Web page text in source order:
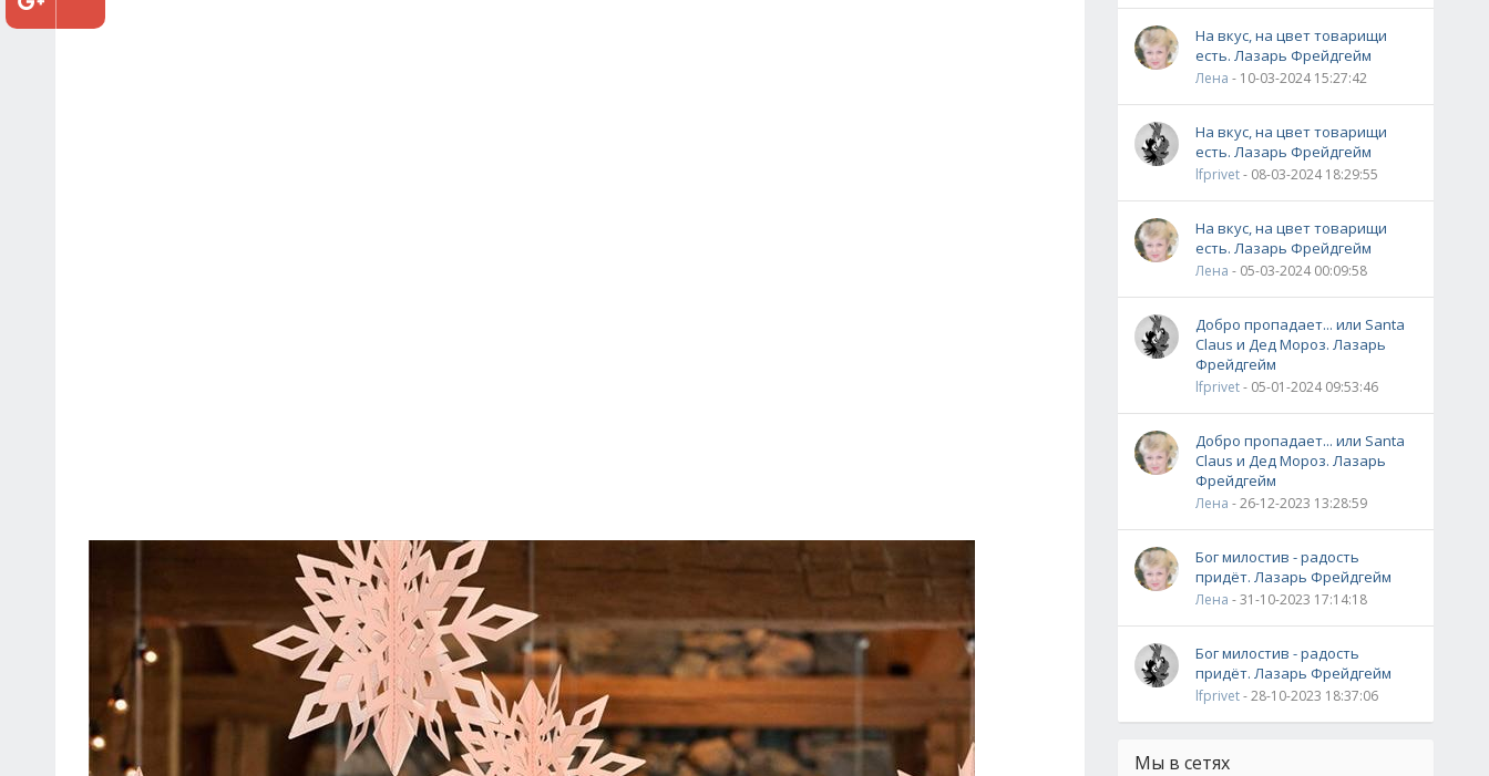
На вкус, на цвет товарищи
есть. Лазарь Фрейдгейм
Лена - 10-03-2024 15:27:42
На вкус, на цвет товарищи
есть. Лазарь Фрейдгейм
lfprivet- 08-03-2024 18:29:55
На вкус, на цвет товарищи
есть. Лазарь Фрейдгейм
Лена - 05-03-2024 00:09:58
Добро пропадает... или Santa
Claus и Дед Мороз. Лазарь
Фрейдгейм
lfprivet- 05-01-2024 09:53:46
Добро пропадает... или Santa
Claus и Дед Мороз. Лазарь
Фрейдгейм
Лена - 26-12-2023 13:28:59
Бог милостив - радость
придёт. Лазарь Фрейдгейм
Лена - 31-10-2023 17:14:18
Бог милостив - радость
придёт. Лазарь Фрейдгейм
lfprivet- 28-10-2023 18:37:06
Мы в сетях